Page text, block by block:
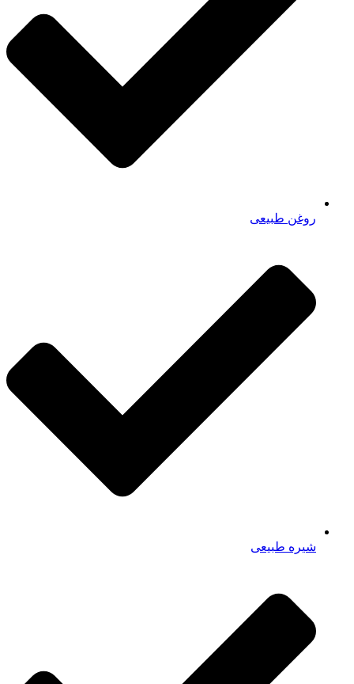
روغن طبیعی
شیره طبیعی